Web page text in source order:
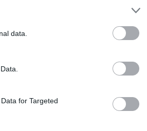
data.
for Targeted
Cellulait
για μία κρέμα σε
δράση τους στην τόνωση
όψης «φλοιού
του δέρματος,
πάχος